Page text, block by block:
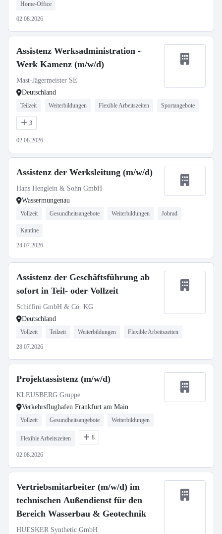
Home-Office
02.08.2026
Assistenz Werksadministration -
Werk Kamenz (m/w/d)
Mast-Jägermeister SE
Deutschland
Teilzeit Weiterbildungen Flexible Arbeitszeiten Sportangebote
3
02.08.2026
Assistenz der Werksleitung (m/w/d)
Hans Henglein & Sohn GmbH
Wassermungenau
Vollzeit Gesundheitsangebote Weiterbildungen Jobrad
Kantine
24.07.2026
Assistenz der Geschäftsführung ab
sofort in Teil- oder Vollzeit
Schiffini GmbH & Co. KG
Deutschland
Vollzeit Teilzeit Weiterbildungen Flexible Arbeitszeiten
28.07.2026
Projektassistenz (m/w/d)
KLEUSBERG Gruppe
Verkehrsflughafen Frankfurt am Main
Vollzeit Gesundheitsangebote Weiterbildungen
Flexible Arbeitszeiten 8
02.08.2026
Vertriebsmitarbeiter (m/w/d) im
technischen Außendienst für den
Bereich Wasserbau & Geotechnik
HUESKER Synthetic GmbH